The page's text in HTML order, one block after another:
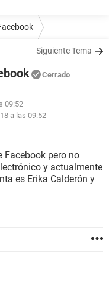
Siguiente Tema
Cerrado
09:52
a las 09:52
Facebook pero no
y actualmente
es Erika Calderón y